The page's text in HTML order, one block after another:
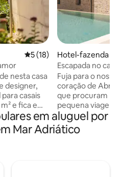
5 de uma avaliação média
5 (18)
nesta casa
designer,
casais
e fica em
oferece
banheiro,
Hotel-fazenda ⋅
o
Escapada no
Fuja para o
coração de
que procuram
pequena viagem
Perfeitamente
e as montanhas,
arredores
em aluguel por
Mar Adriático